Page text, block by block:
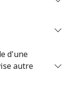
offres.
les présentes
d'une
autre